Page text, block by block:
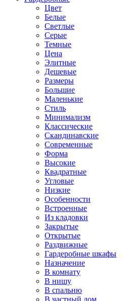
Цвет
Белые
Светлые
Серые
Темные
Цена
Элитные
Дешевые
Размеры
Большие
Маленькие
Стиль
Минимализм
Классические
Скандинавские
Современные
Форма
Высокие
Квадратные
Угловые
Низкие
Особенности
Встроенные
Из кладовки
Закрытые
Открытые
Раздвижные
Гардеробные шкафы
Назначение
В комнату
В нишу
В спальню
В частный дом